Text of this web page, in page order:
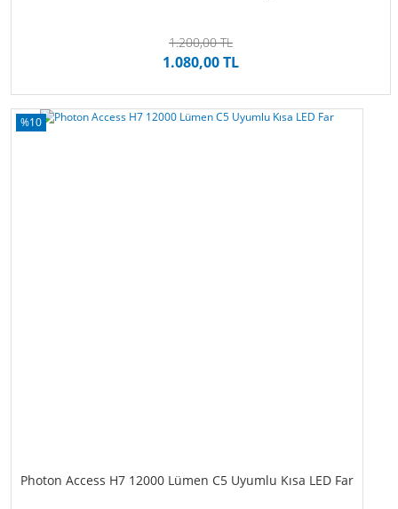
1.200,00 TL
1.080,00 TL
%10
Photon Access H7 12000 Lümen C5 Uyumlu Kısa LED Far